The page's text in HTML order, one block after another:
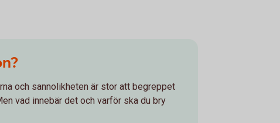
och sannolikheten är stor att begreppet
vad innebär det och varför ska du bry